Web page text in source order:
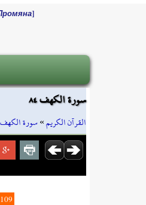
]
سورة الكهف ٨٤
القرآن الكريم»سورة الكهف
109